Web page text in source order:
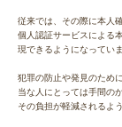
従来では、その際に本人
個人認証サービスによる
現できるようになっていま
犯罪の防止や発見のため
当な人にとっては手間の
その負担が軽減されるよ